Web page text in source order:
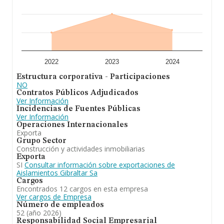
ranking de provincia, ha experimentado un retroceso.
2022 2023 2024
Estructura corporativa - Participaciones
NO
Contratos Públicos Adjudicados
Ver Información
Incidencias de Fuentes Públicas
Ver Información
Operaciones Internacionales
Exporta
Grupo Sector
Construcción y actividades inmobiliarias
Exporta
SI Consultar información sobre exportaciones de
Aislamientos Gibraltar Sa
Cargos
Encontrados 12 cargos en esta empresa
Ver cargos de Empresa
Número de empleados
52 (año 2026)
Responsabilidad Social Empresarial